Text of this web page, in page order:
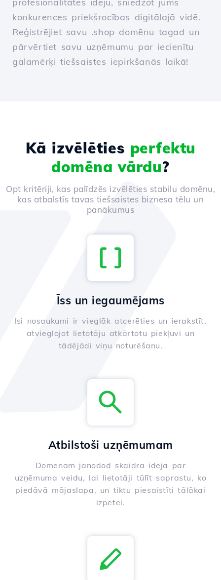
profesionalitātes ideju, sniedzot jums
konkurences priekšrocības digitālajā vidē.
Reģistrējiet savu .shop domēnu tagad un
pārvērtiet savu uzņēmumu par iecienītu
galamērķi tiešsaistes iepirkšanās laikā!
Kā izvēlēties perfektu
domēna vārdu?
Opt kritēriji, kas palīdzēs izvēlēties stabilu domēnu,
kas atbalstīs tavas tiešsaistes biznesa tēlu un
panākumus
Īss un iegaumējams
Īsi nosaukumi ir vieglāk atcerēties un ierakstīt,
atvieglojot lietotāju atkārtotu piekļuvi un
tādējādi viņu noturēšanu.
Atbilstoši uzņēmumam
Domenam jānodod skaidra ideja par
uzņēmuma veidu, lai lietotāji tūlīt saprastu, ko
piedāvā mājaslapa, un tiktu piesaistīti tālākai
izpētei.